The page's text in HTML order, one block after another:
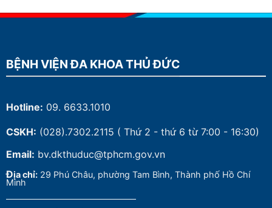
BỆNH VIỆN ĐA KHOA THỦ ĐỨC
Hotline: 09. 6633.1010
CSKH: (028).7302.2115 ( Thứ 2 - thứ 6 từ 7:00 - 16:30)
Email: bv.dkthuduc@tphcm.gov.vn
Địa chỉ: 29 Phú Châu, phường Tam Bình, Thành phố Hồ Chí
Minh